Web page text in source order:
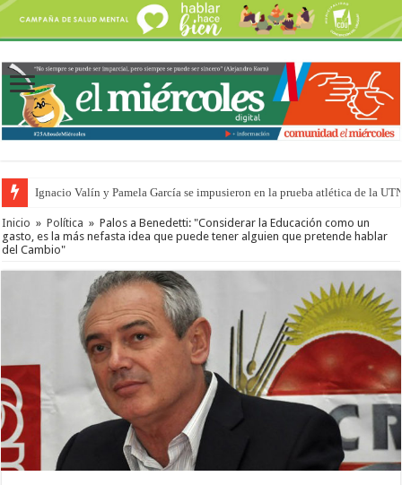
Ignacio Valín y Pamela García se impusieron en la prueba atlética de la
Inicio » Política » Palos a Benedetti: "Considerar la Educación como un
gasto, es la más nefasta idea que puede tener alguien que pretende hablar
del Cambio"